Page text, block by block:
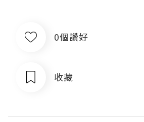
0個讚好
收藏